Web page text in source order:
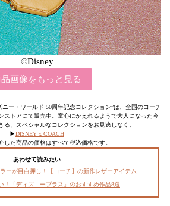
©Disney
画像をもっと見る
ニー・ワールド 50周年記念コレクション”は、全国のコーチ
ストアにて販売中。童心にかえれるようで大人になった今
る、スペシャルなコレクションをお見逃しなく。
▶︎DISNEY x COACH
した商品の価格はすべて税込価格です。
あわせて読みたい
ーが目白押し！【コーチ】の新作レザーアイテム
！「ディズニープラス」のおすすめ作品8選